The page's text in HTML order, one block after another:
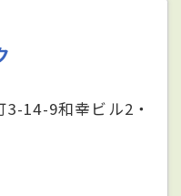
14-9和幸ビル2・